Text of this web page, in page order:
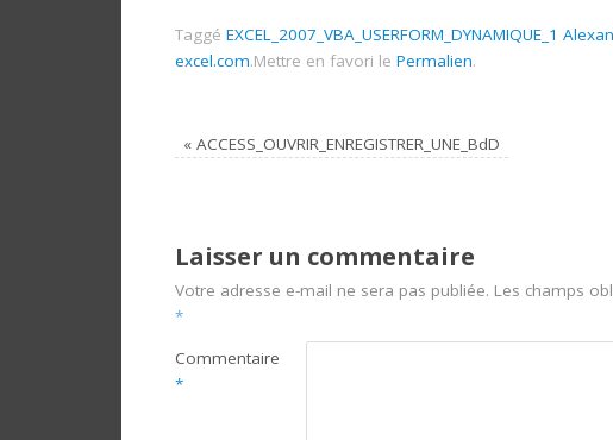
Taggé EXCEL_2007_VBA_USERFORM_DYNAMIQUE_1
excel.com.Mettre en favori le Permalien.
« ACCESS_OUVRIR_ENREGISTRER_UNE_BdD
Laisser un commentaire
Votre adresse e-mail ne sera pas publiée. Les champs
*
Commentaire
*